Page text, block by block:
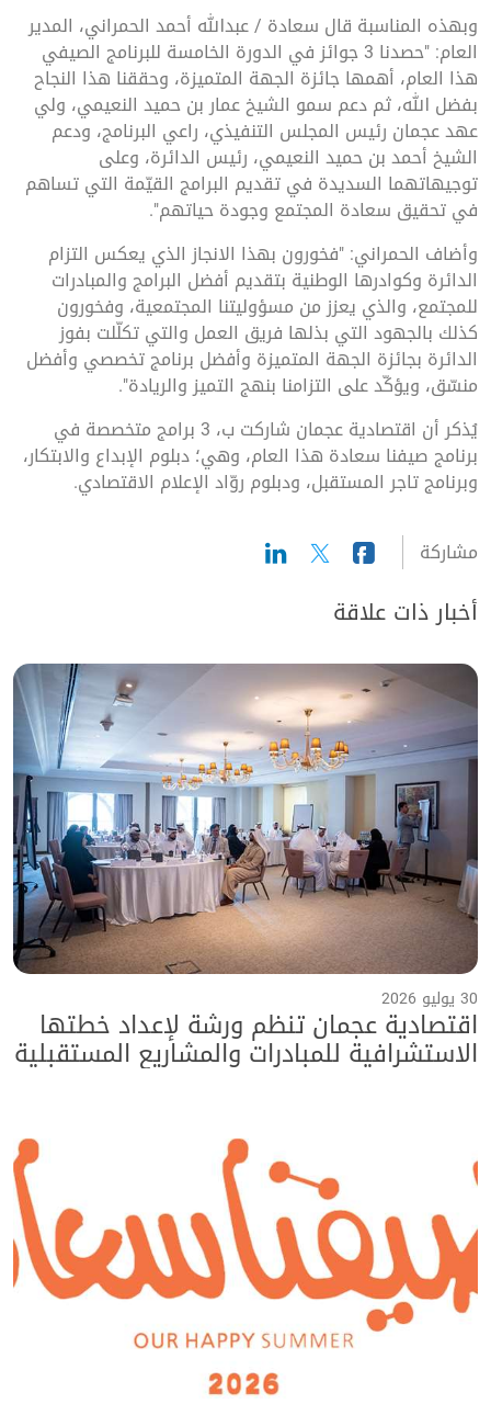
وبهذه المناسبة قال سعادة / عبدالله أحمد الحمراني، المدير
العام: "حصدنا 3 جوائز في الدورة الخامسة للبرنامج الصيفي
هذا العام، أهمها جائزة الجهة المتميزة، وحققنا هذا النجاح
بفضل الله، ثم دعم سمو الشيخ عمار بن حميد النعيمي، ولي
عهد عجمان رئيس المجلس التنفيذي، راعي البرنامج، ودعم
الشيخ أحمد بن حميد النعيمي، رئيس الدائرة، وعلى
توجيهاتهما السديدة في تقديم البرامج القيّمة التي تساهم
في تحقيق سعادة المجتمع وجودة حياتهم".
وأضاف الحمراني: "فخورون بهذا الانجاز الذي يعكس التزام
الدائرة وكوادرها الوطنية بتقديم أفضل البرامج والمبادرات
للمجتمع، والذي يعزز من مسؤوليتنا المجتمعية، وفخورون
كذلك بالجهود التي بذلها فريق العمل والتي تكلّلت بفوز
الدائرة بجائزة الجهة المتميزة وأفضل برنامج تخصصي وأفضل
منسّق، ويؤكّد على التزامنا بنهج التميز والريادة".
يُذكر أن اقتصادية عجمان شاركت ب، 3 برامج متخصصة في
برنامج صيفنا سعادة هذا العام، وهي؛ دبلوم الإبداع والابتكار،
وبرنامج تاجر المستقبل، ودبلوم روّاد الإعلام الاقتصادي.
مشاركة
أخبار ذات علاقة
30 يوليو 2026
اقتصادية عجمان تنظم ورشة لإعداد خطتها
الاستشرافية للمبادرات والمشاريع المستقبلية
حتى عام 2040